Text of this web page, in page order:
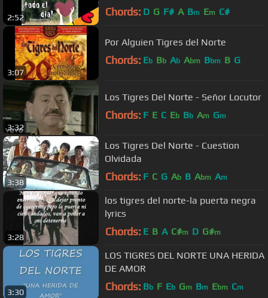
2:52 Chords: D G F# A Bm Em C#
3:07
Por Alguien Tigres del Norte
Chords: Eb Bb Ab Abm Bbm B G
3:32
Los Tigres Del Norte - Señor Locutor
Chords: F E C Eb Bb Am Gm
3:38
Los Tigres Del Norte - Cuestion
Olvidada
Chords: F C G Ab B Abm Am
3:28
los tigres del norte-la puerta negra
lyrics
Chords: E B A C#m D G#m
3:30
LOS TIGRES DEL NORTE UNA HERIDA
DE AMOR
Chords: Bb F Eb Gm Bm Ebm Cm